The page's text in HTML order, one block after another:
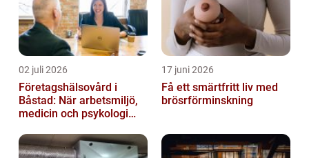
02 juli 2026
Företagshälsovård i
Båstad: När arbetsmiljö,
medicin och psykologi
17 juni 2026
Få ett smärtfritt liv med
brösrförminskning